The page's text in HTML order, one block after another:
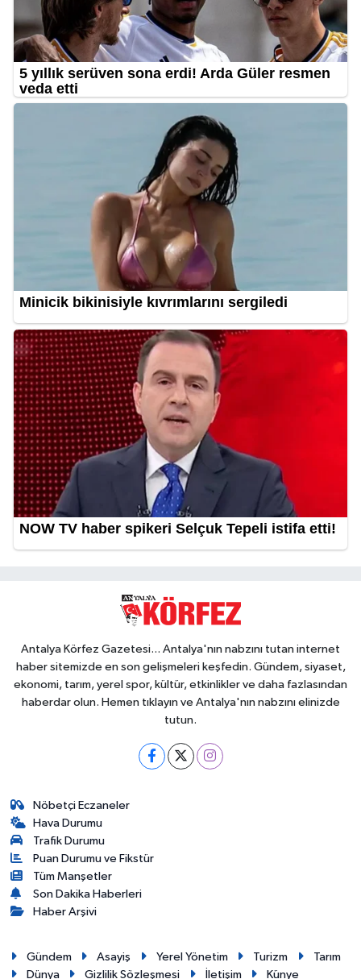
Antalya Körfez Gazetesi... Antalya'nın nabzını tutan internet
haber sitemizde en son gelişmeleri keşfedin. Gündem, siyaset,
ekonomi, tarım, yerel spor, kültür, etkinlikler ve daha fazlasından
haberdar olun. Hemen tıklayın ve Antalya'nın nabzını elinizde
tutun.
Nöbetçi Eczaneler
Hava Durumu
Trafik Durumu
Puan Durumu ve Fikstür
Tüm Manşetler
Son Dakika Haberleri
Haber Arşivi
Gündem Asayiş Yerel Yönetim Turizm
Tarım
Dünya
Gizlilik Sözleşmesi İletişim Künye